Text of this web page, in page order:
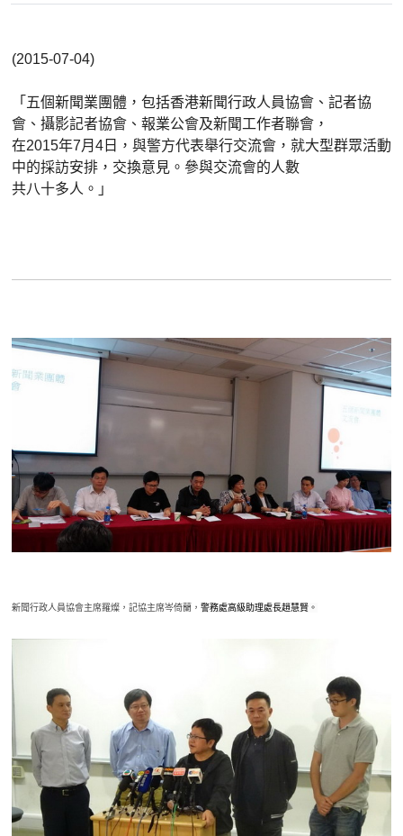
(2015-07-04)
「五個新聞業團體，包括香港新聞行政人員協會、記者協
會、 攝影記者協會、報業公會及新聞工作者聯會，
在2015年7月4日，與警方代表舉行交流會， 就大型群眾活動
中的採訪安排，交換意見。 參與交流會的人數
共八十多人。」
新聞行政人員協會主席羅燦，記協主席岑倚蘭， 警務處高級助理處長趙慧賢。